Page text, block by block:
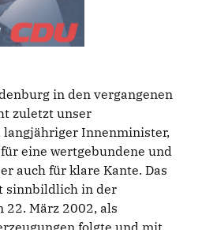
in den vergangenen
zuletzt unser
Innenminister,
eine wertgebundene und
auch für klare Kante. Das
sinnbildlich in der
22. März 2002, als
folgte und mit